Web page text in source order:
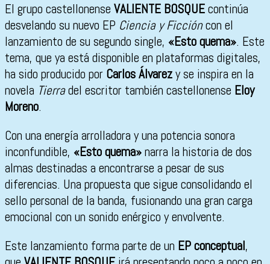
El grupo castellonense VALIENTE BOSQUEcontinúa
desvelando su nuevo EP Ciencia y Ficcióncon el
lanzamiento de su segundo single, «Esto quema». Este
tema, que ya está disponible en plataformas digitales,
ha sido producido por Carlos Álvarezy se inspira en la
novela Tierradel escritor también castellonense Eloy
Moreno.
Con una energía arrolladora y una potencia sonora
inconfundible, «Esto quema»narra la historia de dos
almas destinadas a encontrarse a pesar de sus
diferencias. Una propuesta que sigue consolidando el
sello personal de la banda, fusionando una gran carga
emocional con un sonido enérgico y envolvente.
Este lanzamiento forma parte de un EP conceptual,